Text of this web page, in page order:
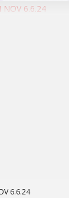
6.6.24